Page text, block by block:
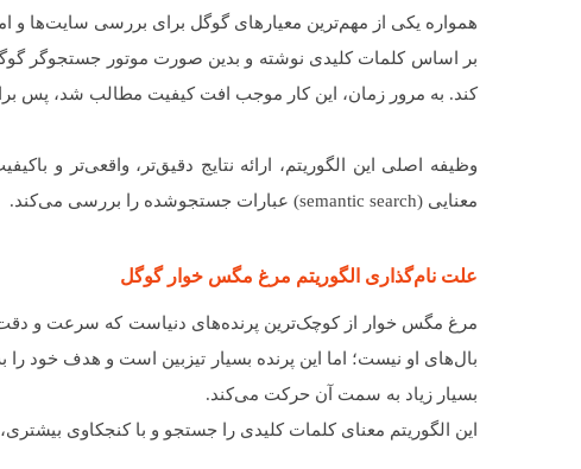
همواره یکی از مهم‌ترین معیارهای گوگل برای بررسی سایت‌ها و
بر اساس کلمات کلیدی نوشته و بدین صورت موتور جستجوگر
کند. به مرور زمان، این کار موجب افت کیفیت مطالب شد، پس
وظیفه اصلی این الگوریتم، ارائه نتایج دقیق‌تر، واقعی‌تر و
معنایی (semantic search) عبارات جستجوشده را بررسی می‌کند.
علت نام‌گذاری الگوریتم مرغ مگس خوار گوگل
مرغ مگس خوار از کوچک‌ترین پرنده‌های دنیاست که سرعت و
بال‌های او نیست؛ اما این پرنده بسیار تیزبین است و هدف
بسیار زیاد به سمت آن حرکت می‌کند.
این الگوریتم معنای کلمات کلیدی را جستجو و با کنجکاوی